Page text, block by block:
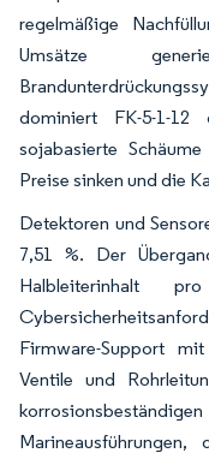
regelmäßige
Umsätze
dominiert FK-5-1-
sojabasierte
Preise sinken und die
Detektoren und
7,51 %. Der
Halbleiterinhalt
Firmware-Support
Ventile und